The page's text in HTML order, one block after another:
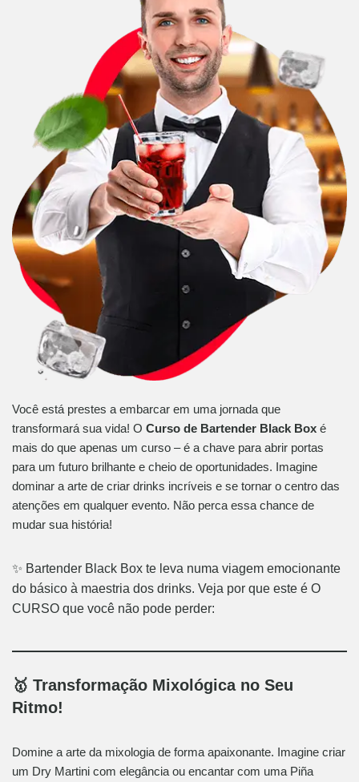
Você está prestes a embarcar em uma jornada que
transformará sua vida! O Curso de Bartender Black Box é
mais do que apenas um curso – é a chave para abrir portas
para um futuro brilhante e cheio de oportunidades. Imagine
dominar a arte de criar drinks incríveis e se tornar o centro das
atenções em qualquer evento. Não perca essa chance de
mudar sua história!
✨ Bartender Black Box te leva numa viagem emocionante
do básico à maestria dos drinks. Veja por que este é O
CURSO que você não pode perder:
🥇 Transformação Mixológica no Seu
Ritmo!
Domine a arte da mixologia de forma apaixonante. Imagine criar
um Dry Martini com elegância ou encantar com uma Piña